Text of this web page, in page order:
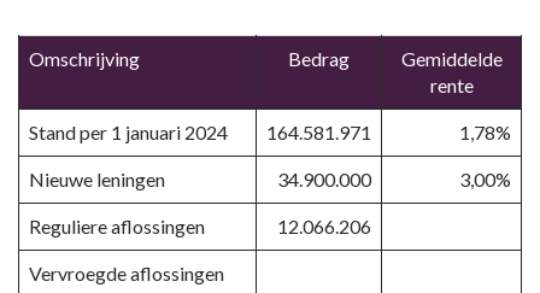
Omschrijving Bedrag
Gemiddelde
rente
Stand per 1 januari 2024 164.581.971 1,78%
Nieuwe leningen 34.900.000 3,00%
Reguliere aflossingen 12.066.206
Vervroegde aflossingen